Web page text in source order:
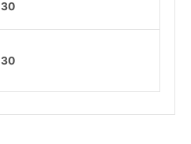
30
30